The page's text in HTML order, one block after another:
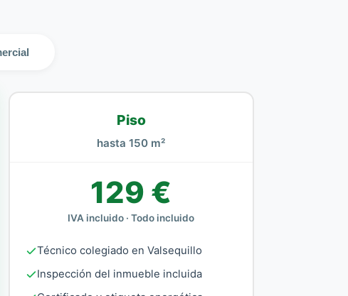
Piso
hasta 150 m²
129 €
IVA incluido · Todo incluido
Técnico colegiado en Valsequillo
Inspección del inmueble incluida